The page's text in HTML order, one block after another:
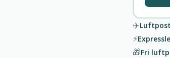
✈️Luftpost
⚡
🎁Fri